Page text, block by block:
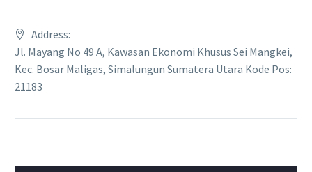
Address:
Jl. Mayang No 49 A, Kawasan Ekonomi Khusus Sei Mangkei,
Kec. Bosar Maligas, Simalungun Sumatera Utara Kode Pos:
21183